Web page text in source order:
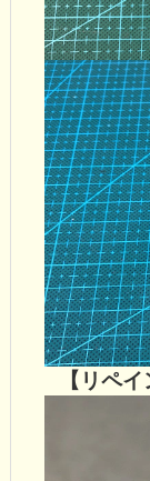
【リペ